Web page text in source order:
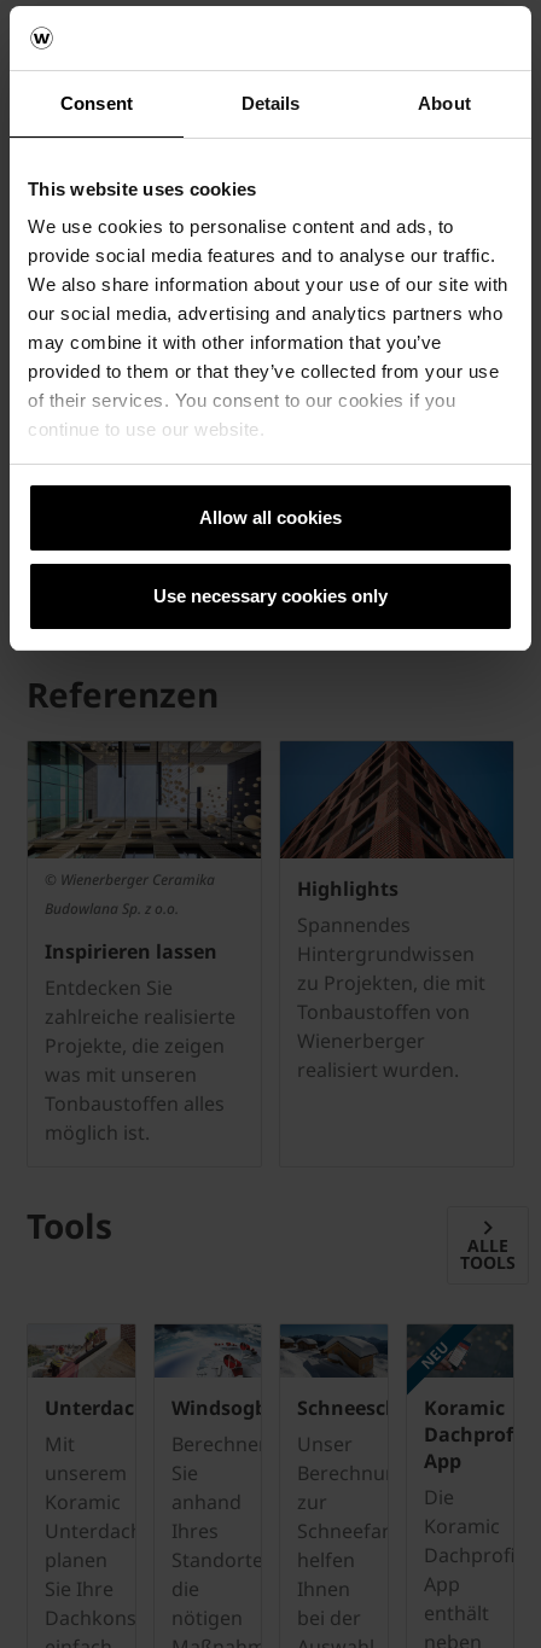
Consent Details About
This website uses cookies
We use cookies to personalise content and ads, to
provide social media features and to analyse our traffic.
We also share information about your use of our site with
our social media, advertising and analytics partners who
may combine it with other information that you’ve
provided to them or that they’ve collected from your use
of their services. You consent to our cookies if you
continue to use our website.
Allow all cookies
Use necessary cookies only
Technisches Zubehör
Next
Referenzen
© Wienerberger Ceramika
Budowlana Sp. z o.o.
Inspirieren lassen
Entdecken Sie
zahlreiche realisierte
Projekte, die zeigen
was mit unseren
Tonbaustoffen alles
möglich ist.
Highlights
Spannendes
Hintergrundwissen
zu Projekten, die mit
Tonbaustoffen von
Wienerberger
realisiert wurden.
Tools ALLE
TOOLS
Unterdachplaner
Mit
unserem
Koramic
Unterdachplaner
planen
Sie Ihre
Dachkonstruktion
Windsogberechnung
Berechnen
Sie
anhand
Ihres
Standortes
die
nötigen
Schneeschutzrechner
Unser
Berechnungsservices
zur
Schneefangberechnung
helfen
Ihnen
bei der
Koramic
Dachprofi-
App
Die
Koramic
Dachprofi-
App
enthält
neben
NEU